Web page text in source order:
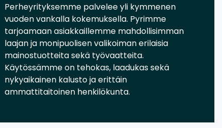
Perheyrityksemme palvelee yli kymmenen
vuoden vankalla kokemuksella. Pyrimme
tarjoamaan asiakkaillemme mahdollisimman
laajan ja monipuolisen valikoiman erilaisia
mainostuotteita sekä työvaatteita.
Käytössämme on tehokas, laadukas sekä
nykyaikainen kalusto ja erittäin
ammattitaitoinen henkilökunta.